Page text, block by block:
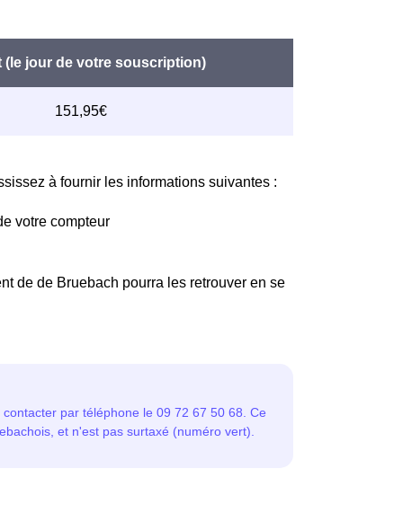
à fournir les informations suivantes :
votre compteur
de de Bruebach pourra les retrouver en se